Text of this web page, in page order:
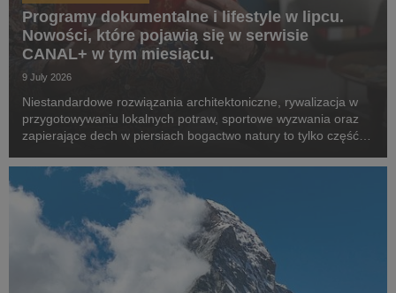
Programy dokumentalne i lifestyle w lipcu.
Nowości, które pojawią się w serwisie
CANAL+ w tym miesiącu.
9 July 2026
Niestandardowe rozwiązania architektoniczne, rywalizacja w
przygotowywaniu lokalnych potraw, sportowe wyzwania oraz
zapierające dech w piersiach bogactwo natury to tylko część z
w serwisie w lipcu.